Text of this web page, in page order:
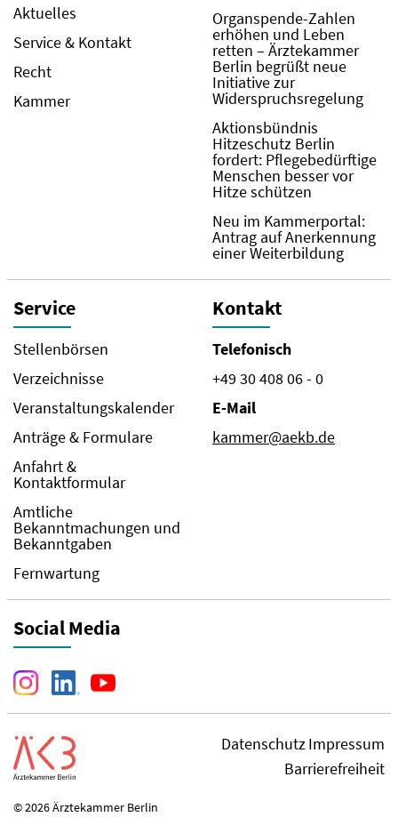
Aktuelles
Service & Kontakt
Recht
Kammer
Organspende-Zahlen
erhöhen und Leben
retten – Ärztekammer
Berlin begrüßt neue
Initiative zur
Widerspruchsregelung
Aktionsbündnis
Hitzeschutz Berlin
fordert: Pflegebedürftige
Menschen besser vor
Hitze schützen
Neu im Kammerportal:
Antrag auf Anerkennung
einer Weiterbildung
Service
Stellenbörsen
Verzeichnisse
Veranstaltungskalender
Anträge & Formulare
Anfahrt &
Kontaktformular
Amtliche
Bekanntmachungen und
Bekanntgaben
Fernwartung
Kontakt
Telefonisch
+49 30 408 06 - 0
E-Mail
kammer@aekb.de
Social Media
DatenschutzImpressum
Barrierefreiheit
© 2026 Ärztekammer Berlin